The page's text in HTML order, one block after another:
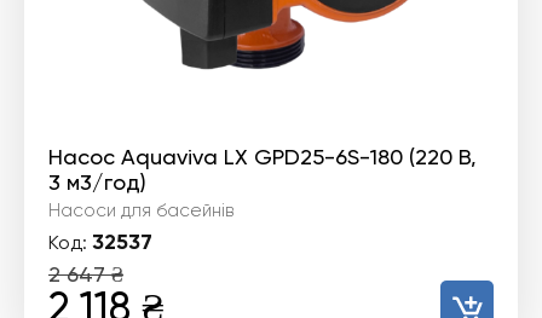
Насос Aquaviva LX GPD25-6S-180 (220 В,
3 м3/год)
Насоси для басейнів
Код: 32537
2 647₴
Оригінальна
2 118 ₴